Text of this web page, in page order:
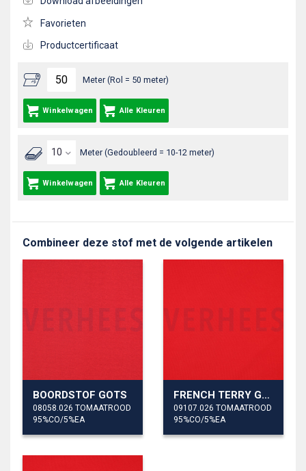
Meter (Rol = 50 meter)
Winkelwagen Alle Kleuren
Meter (Gedoubleerd = 10-12 meter)
Winkelwagen Alle Kleuren
Favorieten
Productcertificaat
Combineer deze stof met de volgende artikelen
BOORDSTOF GOTS
08058.026 TOMAATROOD
95%CO/5%EA
FRENCH TERRY GOTS
09107.026 TOMAATROOD
95%CO/5%EA